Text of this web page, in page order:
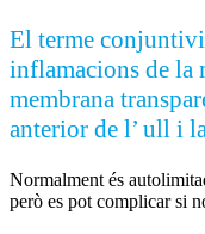
El terme
inflamacions de la
membrana
anterior de l’ ull i
Normalment és
però es pot complicar si